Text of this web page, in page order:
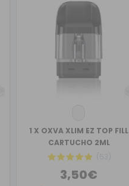
1 X OXVA XLIM EZ TOP FILL
CARTUCHO 2ML
(53)
3,50€